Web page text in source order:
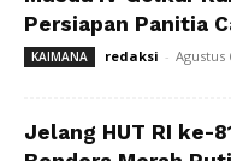
Persiapan Panitia
KAIMANA redaksi - Agustus
Jelang HUT RI ke-